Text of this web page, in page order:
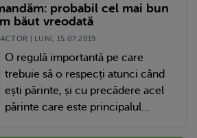
probabil cel mai bun
băut vreodată
| LUNI, 15.07.2019
O regulă importantă pe care
trebuie să o respecți atunci când
ești părinte, și cu precădere acel
părinte care este principalul...